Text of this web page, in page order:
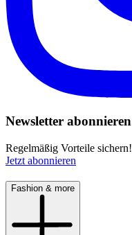
Newsletter abonnieren
Regelmäßig Vorteile sichern!
Jetzt abonnieren
Fashion & more